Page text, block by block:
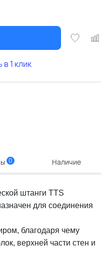
в 1 клик
0 Наличие
штанги TTS
для соединения
благодаря чему
верхней части стен и